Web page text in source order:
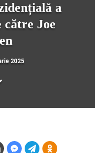
a
Joe
2025